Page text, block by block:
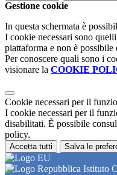
Gestione cookie
In questa schermata è
I cookie necessari sono
piattaforma e non è
Per conoscere quali sono i
visionare la COOKIE
Cookie necessari per il
I cookie necessari per il
disabilitati. È possibile
policy.
Accetta tutti Salva le
Istituto